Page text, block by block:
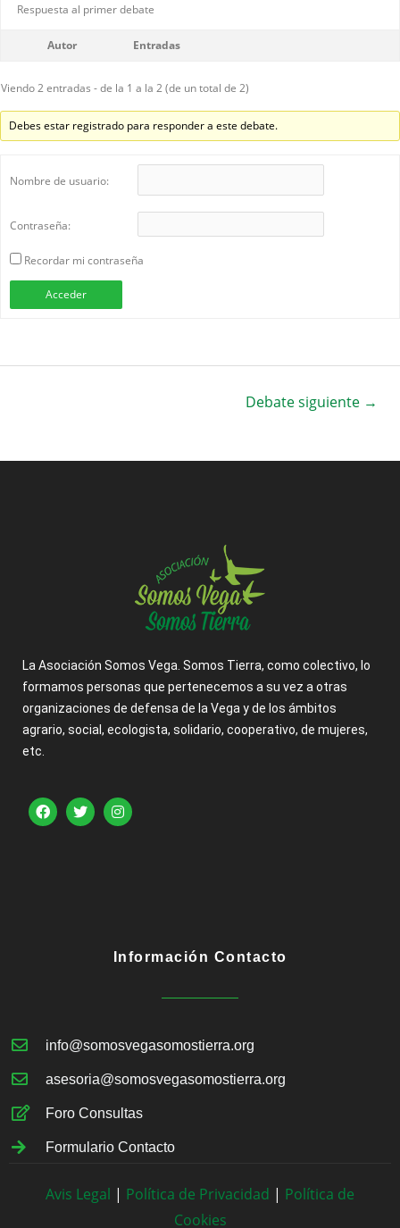
Respuesta al primer debate
Autor Entradas
Viendo 2 entradas - de la 1 a la 2 (de un total de 2)
Debes estar registrado para responder a este debate.
Nombre de usuario:
Contraseña:
Recordar mi contraseña
Acceder
Debate siguiente →
La Asociación Somos Vega. Somos Tierra, como colectivo, lo
formamos personas que pertenecemos a su vez a otras
organizaciones de defensa de la Vega y de los ámbitos
agrario, social, ecologista, solidario, cooperativo, de mujeres,
etc.
Información Contacto
info@somosvegasomostierra.org
asesoria@somosvegasomostierra.org
Foro Consultas
Formulario Contacto
Avis Legal | Política de Privacidad | Política de
Cookies